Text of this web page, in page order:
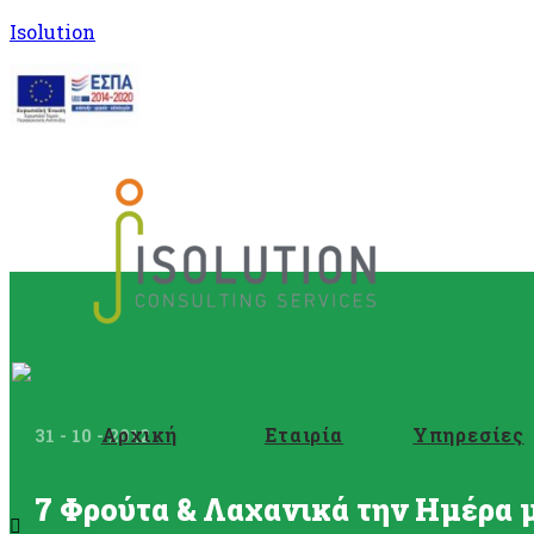
Isolution
Αρχική Εταιρία Υπηρεσίες
31 - 10 - 2012
7 Φρούτα & Λαχανικά την Ημέρα